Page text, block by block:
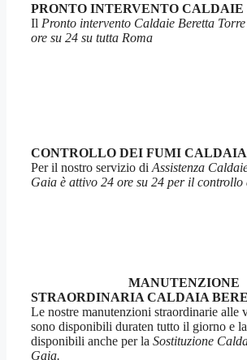
PRONTO INTERVENTO CALDAIE
Il Pronto intervento Caldaie Beretta
ore su 24 su tutta Roma
CONTROLLO DEI FUMI
Per il nostro servizio di Assistenza
Gaia è attivo 24 ore su 24 per il controllo
MANUTENZIONE
STRAORDINARIA CALDAIA
Le nostre manutenzioni straordinarie alle
sono disponibili duraten tutto il giorno e
disponibili anche per la Sostituzione
Gaia.